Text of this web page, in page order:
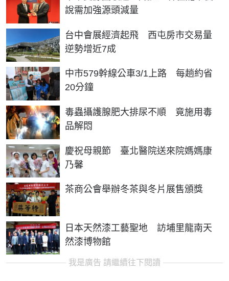
說需加強源頭減量
台中會展經濟起飛 西屯房市交易量
逆勢增近7成
中市579幹線公車3/1上路 每趟約省
20分鐘
毒蟲攝護腺肥大排尿不順 竟施用毒
品解悶
慶祝母親節 臺北醫院送來院媽媽康
乃馨
茶商公會舉辦冬茶與冬片展售頒獎
日本天然漆工藝聖地 訪埔里龍南天
然漆博物館
我是廣告 請繼續往下閱讀